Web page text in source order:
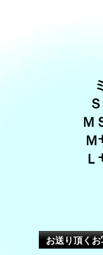
Ｍ
Ｍ
お送り頂く